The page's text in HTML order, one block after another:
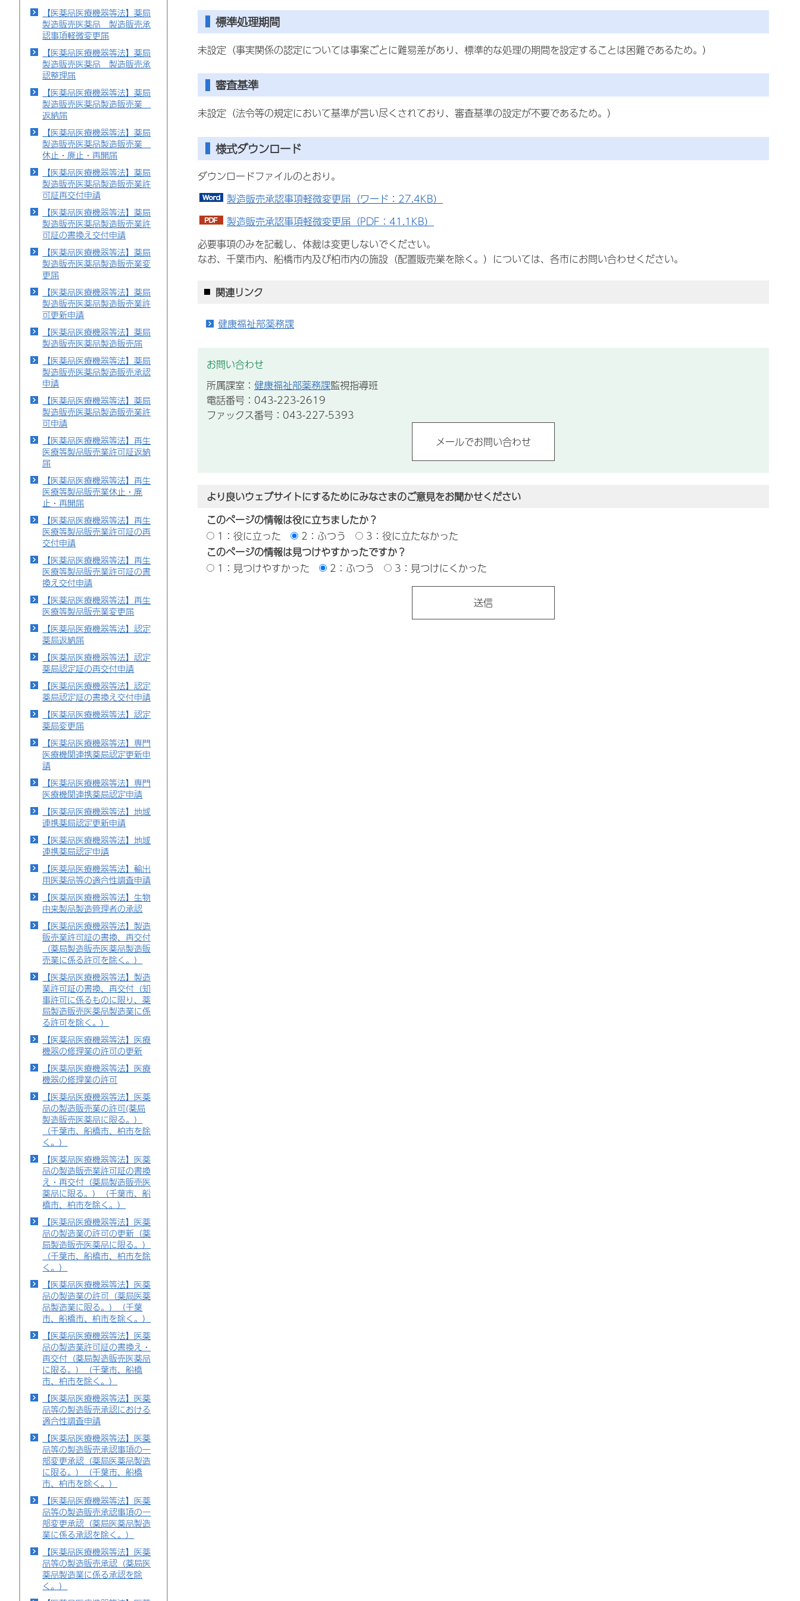
【医薬品医療機器等法】薬局
製造販売医薬品 製造販売承
認事項軽微変更届
【医薬品医療機器等法】薬局
製造販売医薬品 製造販売承
認整理届
【医薬品医療機器等法】薬局
製造販売医薬品製造販売業
返納届
【医薬品医療機器等法】薬局
製造販売医薬品製造販売業
休止・廃止・再開届
【医薬品医療機器等法】薬局
製造販売医薬品製造販売業許
可証再交付申請
【医薬品医療機器等法】薬局
製造販売医薬品製造販売業許
可証の書換え交付申請
【医薬品医療機器等法】薬局
製造販売医薬品製造販売業変
更届
【医薬品医療機器等法】薬局
製造販売医薬品製造販売業許
可更新申請
【医薬品医療機器等法】薬局
製造販売医薬品製造販売届
【医薬品医療機器等法】薬局
製造販売医薬品製造販売承認
申請
【医薬品医療機器等法】薬局
製造販売医薬品製造販売業許
可申請
【医薬品医療機器等法】再生
医療等製品販売業許可証返納
届
【医薬品医療機器等法】再生
医療等製品販売業休止・廃
止・再開届
【医薬品医療機器等法】再生
医療等製品販売業許可証の再
交付申請
【医薬品医療機器等法】再生
医療等製品販売業許可証の書
換え交付申請
【医薬品医療機器等法】再生
医療等製品販売業変更届
【医薬品医療機器等法】認定
薬局返納届
【医薬品医療機器等法】認定
薬局認定証の再交付申請
【医薬品医療機器等法】認定
薬局認定証の書換え交付申請
【医薬品医療機器等法】認定
薬局変更届
【医薬品医療機器等法】専門
医療機関連携薬局認定更新申
請
【医薬品医療機器等法】専門
医療機関連携薬局認定申請
【医薬品医療機器等法】地域
連携薬局認定更新申請
【医薬品医療機器等法】地域
連携薬局認定申請
【医薬品医療機器等法】輸出
用医薬品等の適合性調査申請
【医薬品医療機器等法】生物
由来製品製造管理者の承認
【医薬品医療機器等法】製造
販売業許可証の書換、再交付
（薬局製造販売医薬品製造販
売業に係る許可を除く。）
【医薬品医療機器等法】製造
業許可証の書換、再交付（知
事許可に係るものに限り、薬
局製造販売医薬品製造業に係
る許可を除く。）
【医薬品医療機器等法】医療
機器の修理業の許可の更新
【医薬品医療機器等法】医療
機器の修理業の許可
【医薬品医療機器等法】医薬
品の製造販売業の許可(薬局
製造販売医薬品に限る。）
（千葉市、船橋市、柏市を除
く。）
【医薬品医療機器等法】医薬
品の製造販売業許可証の書換
え・再交付（薬局製造販売医
薬品に限る。）（千葉市、船
橋市、柏市を除く。）
【医薬品医療機器等法】医薬
品の製造業の許可の更新（薬
局製造販売医薬品に限る。）
（千葉市、船橋市、柏市を除
く。）
【医薬品医療機器等法】医薬
品の製造業の許可（薬局医薬
品製造業に限る。）（千葉
市、船橋市、柏市を除く。）
【医薬品医療機器等法】医薬
品の製造業許可証の書換え・
再交付（薬局製造販売医薬品
に限る。）（千葉市、船橋
市、柏市を除く。）
【医薬品医療機器等法】医薬
品等の製造販売承認における
適合性調査申請
【医薬品医療機器等法】医薬
品等の製造販売承認事項の一
部変更承認（薬局医薬品製造
に限る。）（千葉市、船橋
市、柏市を除く。）
【医薬品医療機器等法】医薬
品等の製造販売承認事項の一
部変更承認（薬局医薬品製造
業に係る承認を除く。）
【医薬品医療機器等法】医薬
品等の製造販売承認（薬局医
薬品製造業に係る承認を除
く。）
標準処理期間
未設定（事実関係の認定については事案ごとに難易差があり、標準的な処理の期間を設定することは困難であるため。）
審査基準
未設定（法令等の規定において基準が言い尽くされており、審査基準の設定が不要であるため。）
様式ダウンロード
ダウンロードファイルのとおり。
製造販売承認事項軽微変更届（ワード：27.4KB）
製造販売承認事項軽微変更届（PDF：41.1KB）
必要事項のみを記載し、体裁は変更しないでください。
なお、千葉市内、船橋市内及び柏市内の施設（配置販売業を除く。）については、各市にお問い合わせください。
関連リンク
健康福祉部薬務課
お問い合わせ
所属課室： 健康福祉部薬務課監視指導班
電話番号：043-223-2619
ファックス番号：043-227-5393
より良いウェブサイトにするためにみなさまのご意見をお聞かせください
このページの情報は役に立ちましたか？
1：役に立った
2：ふつう
3：役に立たなかった
このページの情報は見つけやすかったですか？
1：見つけやすかった
2：ふつう 3：見つけにくかった